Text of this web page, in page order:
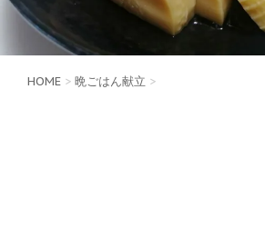
HOME > 晩ごはん献立 >